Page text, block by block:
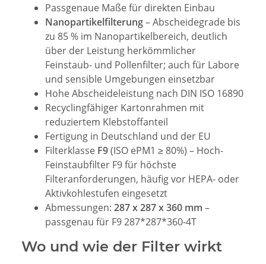
Passgenaue Maße für direkten Einbau
Nanopartikelfilterung– Abscheidegrade bis
zu 85 % im Nanopartikelbereich, deutlich
über der Leistung herkömmlicher
Feinstaub- und Pollenfilter; auch für Labore
und sensible Umgebungen einsetzbar
Hohe Abscheideleistung nach DIN ISO 16890
Recyclingfähiger Kartonrahmen mit
reduziertem Klebstoffanteil
Fertigung in Deutschland und der EU
Filterklasse F9(ISO ePM1 ≥ 80%) – Hoch-
Feinstaubfilter F9 für höchste
Filteranforderungen, häufig vor HEPA- oder
Aktivkohlestufen eingesetzt
Abmessungen: 287 x 287 x 360 mm –
passgenau für F9 287*287*360-4T
Wo und wie der Filter wirkt